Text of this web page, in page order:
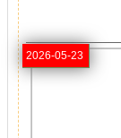
2026-05-23